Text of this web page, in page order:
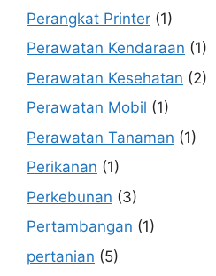
Perangkat Printer (1)
Perawatan Kendaraan (1)
Perawatan Kesehatan (2)
Perawatan Mobil (1)
Perawatan Tanaman (1)
Perikanan (1)
Perkebunan (3)
Pertambangan (1)
pertanian (5)